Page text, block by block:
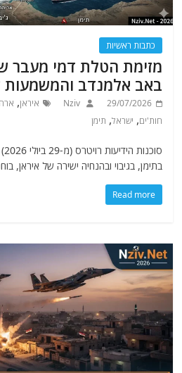
כתבות ראשיות
מזימת הטלת דמי מעבר
באב אלמנדב והמשמעות
29/07/2026
Nziv איראן,
חות'ים, ישראל, תימן
בתימן, בגיבוי ובהנחיה ישירה של איראן,
Read more